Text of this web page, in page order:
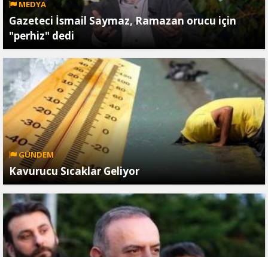
MEDYA
Gazeteci İsmail Saymaz, Ramazan orucu için
"perhiz" dedi
GÜNDEM
Kavurucu Sıcaklar Geliyor